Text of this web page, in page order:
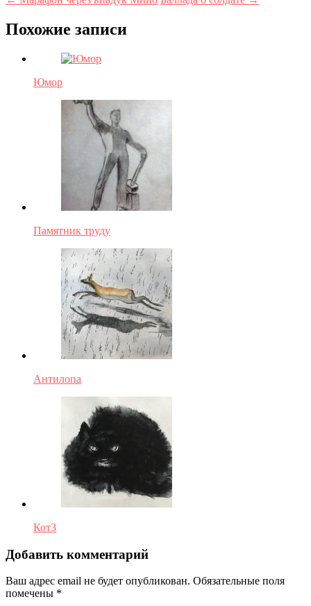
Похожие записи
Юмор
Памятник труду
Антилопа
Кот3
Добавить комментарий
Ваш адрес email не будет опубликован. Обязательные поля
помечены *